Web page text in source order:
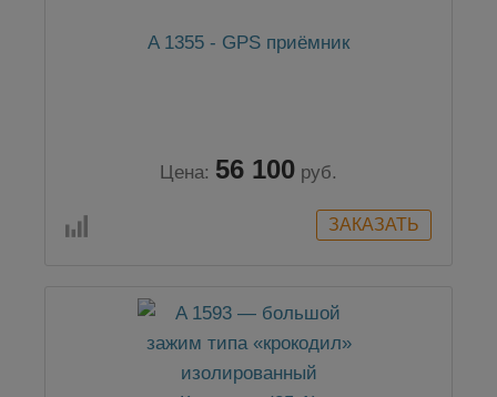
A 1355 - GPS приёмник
Цена: 56 100 руб.